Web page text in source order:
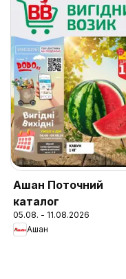
Ашан Поточний
каталог
05.08. - 11.08.2026
Ашан